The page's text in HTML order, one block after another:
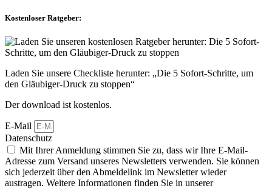
Kostenloser Ratgeber:
Laden Sie unsere Checkliste herunter: „Die 5 Sofort-Schritte, um
den Gläubiger-Druck zu stoppen“
Der download ist kostenlos.
E-Mail
Datenschutz
Mit Ihrer Anmeldung stimmen Sie zu, dass wir Ihre E-Mail-
Adresse zum Versand unseres Newsletters verwenden. Sie können
sich jederzeit über den Abmeldelink im Newsletter wieder
austragen. Weitere Informationen finden Sie in unserer